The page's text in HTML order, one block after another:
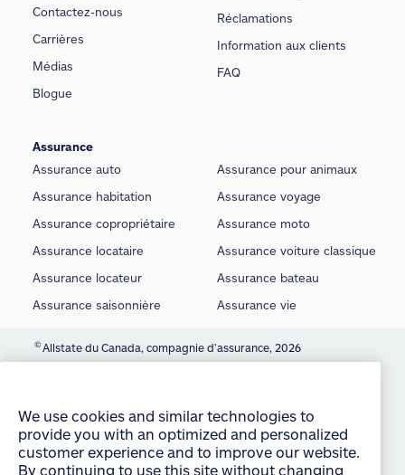
Contactez-nous
Carrières
Médias
Blogue
Réclamations
Information aux clients
FAQ
Assurance
Assurance auto
Assurance habitation
Assurance copropriétaire
Assurance locataire
Assurance locateur
Assurance saisonnière
Assurance pour animaux
Assurance voyage
Assurance moto
Assurance voiture classique
Assurance bateau
Assurance vie
©Allstate du Canada, compagnie d’assurance, 2026
É noncé sur la protection de la vie privée
Manage Cookie Settings
Accessibilité
We use cookies and similar technologies to
By continuing to use this site without changing
your settings, you agree to our use of all cookies
and similar technologies. For more information or